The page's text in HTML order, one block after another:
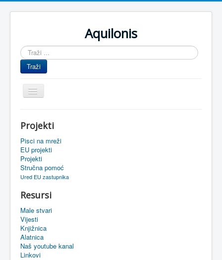
Aquilonis
Traži
...
Traži
Prikaz/Sakrivanje
navigacije
Upravljanje znanjem
Obrazovanje
Upravljanje projektima
Oaza
Sistemski alati
eMapa
Projekti
Pisci na mreži
EU projekti
Projekti
Stručna pomoć
Ured EU zastupnika
Resursi
Male stvari
Vijesti
Knjižnica
Alatnica
Naš youtube kanal
Linkovi